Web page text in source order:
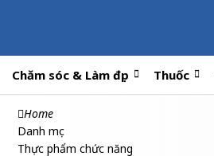
Chăm sóc & Làm đẹp Thuốc
Home
Danh mục
Thực phẩm chức năng